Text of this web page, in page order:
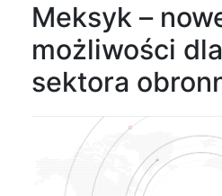
Meksyk –
możliwości
sektora